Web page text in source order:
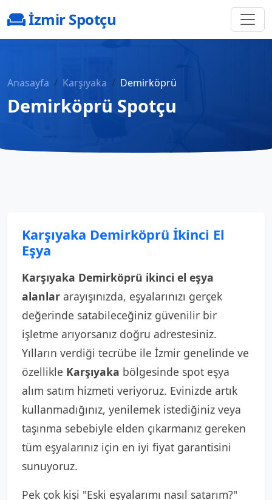
İzmir Spotçu
Anasayfa Karşıyaka Demirköprü
Demirköprü Spotçu
Karşıyaka Demirköprü İkinci El
Eşya
Karşıyaka Demirköprü ikinci el eşya
alanlar arayışınızda, eşyalarınızı gerçek
değerinde satabileceğiniz güvenilir bir
işletme arıyorsanız doğru adrestesiniz.
Yılların verdiği tecrübe ile İzmir genelinde ve
özellikle Karşıyaka bölgesinde spot eşya
alım satım hizmeti veriyoruz. Evinizde artık
kullanmadığınız, yenilemek istediğiniz veya
taşınma sebebiyle elden çıkarmanız gereken
tüm eşyalarınız için en iyi fiyat garantisini
sunuyoruz.
Pek çok kişi "Eski eşyalarımı nasıl satarım?"